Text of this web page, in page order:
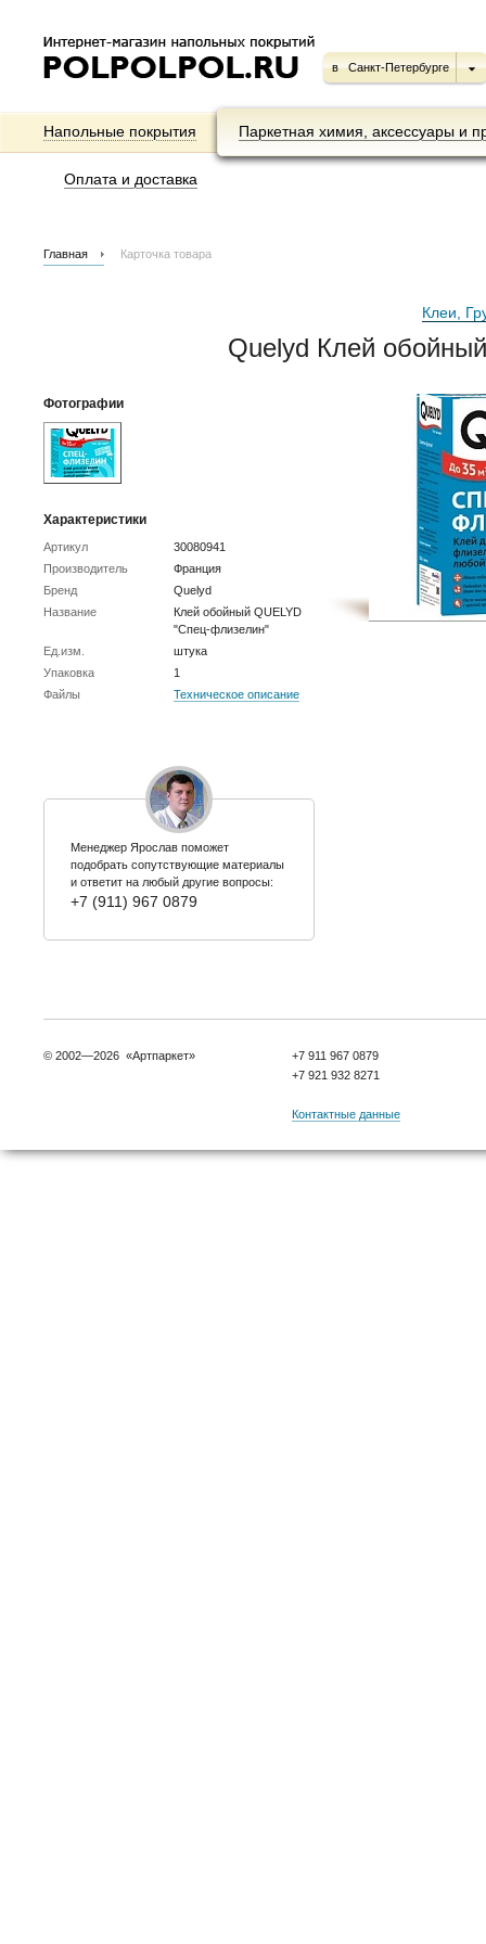
в Санкт-Петербурге
Напольные покрытия Паркетная химия, аксессуары и
Оплата и доставка
Главная Карточка товара
Клеи,
Quelyd Клей
Фотографии
Характеристики
Артикул
30080941
Производитель
Франция
Бренд
Quelyd
Название
Клей обойный QUELYD
"Спец-флизелин"
Ед.изм.
штука
Упаковка
1
Файлы
Техническое описание
Менеджер Ярослав поможет
подобрать сопутствующие материалы
и ответит на любый другие вопросы:
+7 (911) 967 0879
© 2002—2026 «Артпаркет»
+7 911 967 0879
+7 921 932 8271
Контактные данные